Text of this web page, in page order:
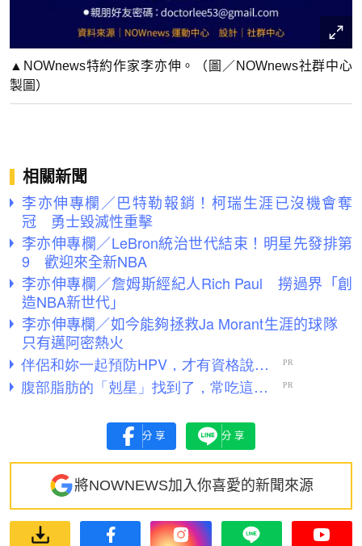
▲NOWnews特約作家李亦伸。（圖／NOWnews社群中心
製圖）
相關新聞
李亦伸專欄／巴特勒報銷！柯瑞生涯已沒機會奪
冠 勇士毀滅性重擊
李亦伸專欄／LeBron統治世代結束！明星先發排第
9 歡迎來全新NBA
李亦伸專欄／詹姆斯經紀人Rich Paul 撈過界「創
造NBA新世代」
李亦伸專欄／如今能夠拯救Ja Morant生涯的球隊
只有邁阿密熱火
分享 分享
將NOWNEWS加入你喜愛的新聞來源